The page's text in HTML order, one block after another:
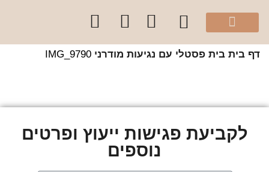
בית בית פסטלי עם נגיעות מודרני IMG_9790
לקביעת פגישות ייעוץ ופרטים
נוספים